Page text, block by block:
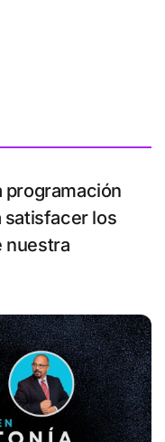
programación
satisfacer los
nuestra